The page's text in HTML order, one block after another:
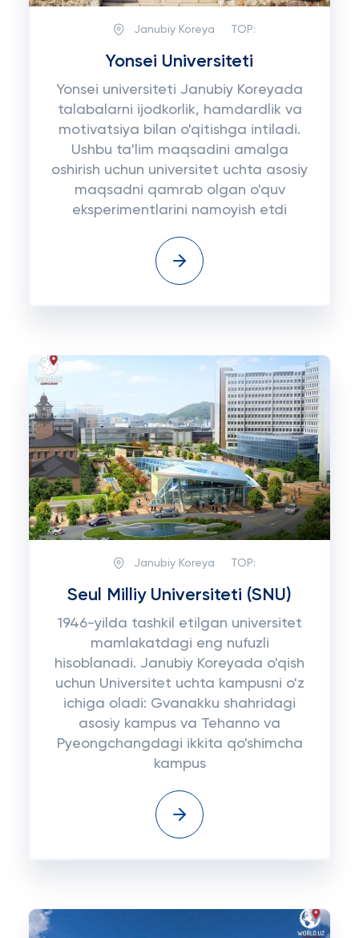
Janubiy Koreya TOP:
Yonsei Universiteti
Yonsei universiteti Janubiy Koreyada
talabalarni ijodkorlik, hamdardlik va
motivatsiya bilan o'qitishga intiladi.
Ushbu ta'lim maqsadini amalga
oshirish uchun universitet uchta asosiy
maqsadni qamrab olgan o'quv
eksperimentlarini namoyish etdi
Janubiy Koreya TOP:
Seul Milliy Universiteti (SNU)
1946-yilda tashkil etilgan universitet
mamlakatdagi eng nufuzli
hisoblanadi. Janubiy Koreyada o'qish
uchun Universitet uchta kampusni o'z
ichiga oladi: Gvanakku shahridagi
asosiy kampus va Tehanno va
Pyeongchangdagi ikkita qo'shimcha
kampus